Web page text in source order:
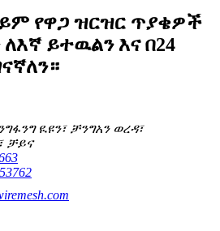
የዋጋ ዝርዝር ጥያቄዎች
ይተዉልን እና በ24
ዪዩን፣ ቻንግአን ወረዳ፣
ቻይና